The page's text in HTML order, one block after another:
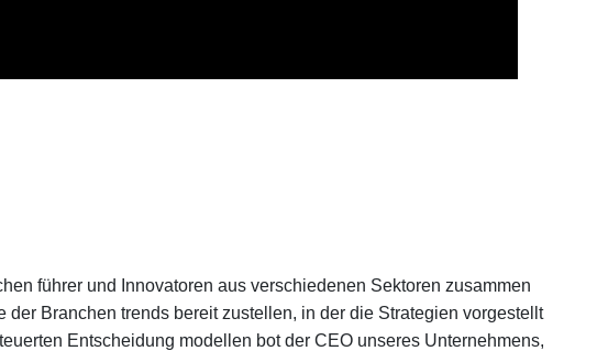
führer und Innovatoren aus verschiedenen Sektoren zusammen
Branchen trends bereit zustellen, in der die Strategien vorgestellt
Entscheidung modellen bot der CEO unseres Unternehmens,